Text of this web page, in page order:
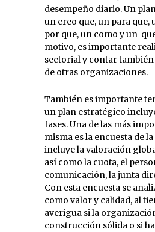
desempeño diario. Un
un creo que, un para que,
por que, un como y un
motivo, es importante
sectorial y contar también
de otras organizaciones.
También es importante
un plan estratégico
fases. Una de las más
misma es la encuesta de
incluye la valoración
así como la cuota, el
comunicación, la junta
Con esta encuesta se
como valor y calidad, al
averigua si la
construcción sólida o si